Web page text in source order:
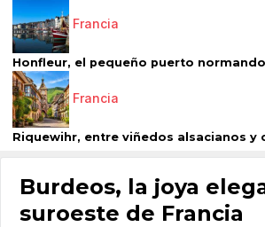
Francia
Honfleur, el pequeño puerto
Francia
Riquewihr, entre viñedos alsacianos y
Burdeos, la joya
suroeste de Francia